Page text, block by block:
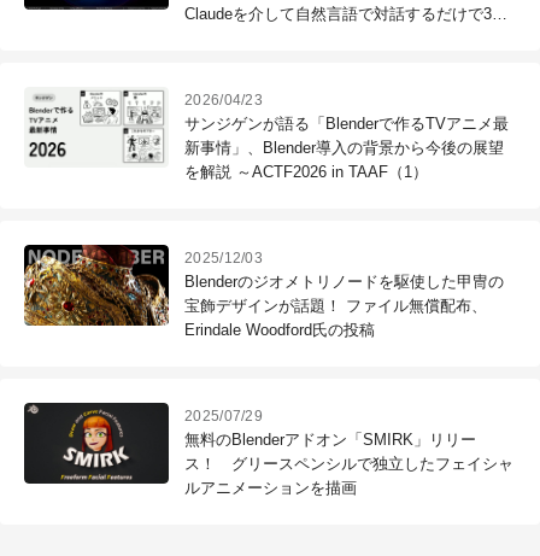
Claudeを介して自然言語で対話するだけで3D
2026/04/23
サンジゲンが語る「Blenderで作るTVアニメ最
新事情」、Blender導入の背景から今後の展望
を解説 ～ACTF2026 in TAAF（1）
2025/12/03
Blenderのジオメトリノードを駆使した甲冑の
宝飾デザインが話題！ ファイル無償配布、
Erindale Woodford氏の投稿
2025/07/29
無料のBlenderアドオン「SMIRK」リリー
ス！ グリースペンシルで独立したフェイシャ
ルアニメーションを描画